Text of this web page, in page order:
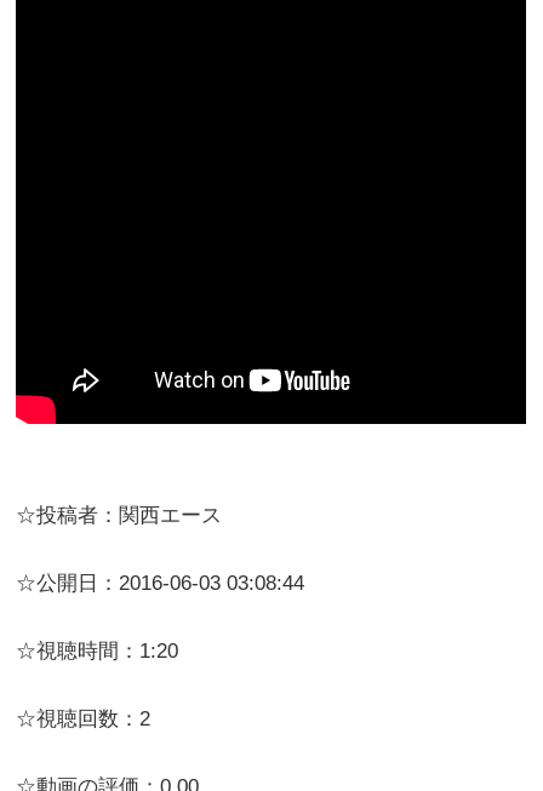
☆投稿者：関西エース
☆公開日：2016-06-03 03:08:44
☆視聴時間：1:20
☆視聴回数：2